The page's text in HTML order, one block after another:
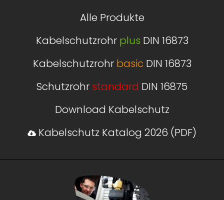
Alle Produkte
Kabelschutzrohr plus DIN 16873
Kabelschutzrohr basic DIN 16873
Schutzrohr standard DIN 16875
Download Kabelschutz
Kabelschutz Katalog 2026 (PDF)